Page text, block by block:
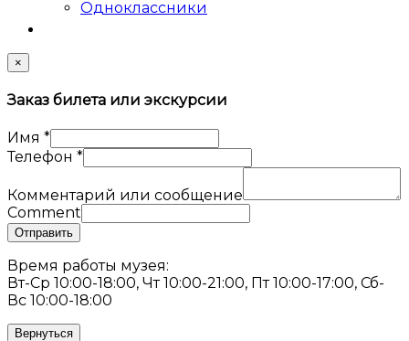
Одноклассники
×
Заказ билета или экскурсии
Имя *
Телефон *
Комментарий или сообщение
Comment
Отправить
Время работы музея:
Вт-Ср 10:00-18:00, Чт 10:00-21:00, Пт 10:00-17:00, Сб-
Вс 10:00-18:00
Вернуться